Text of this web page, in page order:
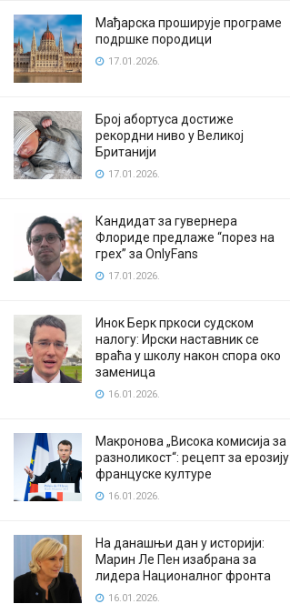
Мађарска проширује програме
подршке породици
17.01.2026.
Број абортуса достиже
рекордни ниво у Великој
Британији
17.01.2026.
Кандидат за гувернера
Флориде предлаже “порез на
грех” за OnlyFans
17.01.2026.
Инок Берк пркоси судском
налогу: Ирски наставник се
враћа у школу након спора око
заменица
16.01.2026.
Макронова „Висока комисија за
разноликост“: рецепт за ерозију
француске културе
16.01.2026.
На данашњи дан у историји:
Марин Ле Пен изабрана за
лидера Националног фронта
16.01.2026.